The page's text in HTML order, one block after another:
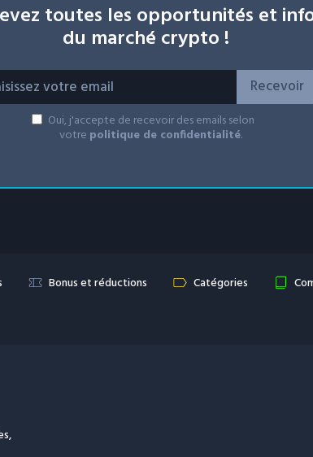
toutes les opportunités et
du marché crypto !
Recevoir
Oui, j'accepte de recevoir des emails selon
votre politique de confidentialité.
Bonus et réductions Catégories